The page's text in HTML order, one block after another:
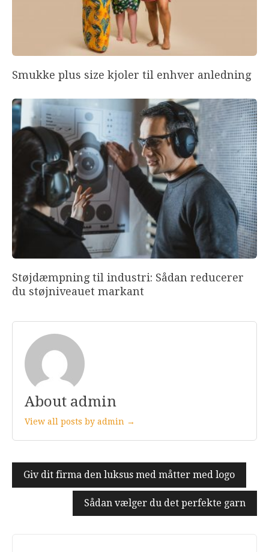
Smukke plus size kjoler til enhver anledning
Støjdæmpning til industri: Sådan reducerer
du støjniveauet markant
About admin
View all posts by admin →
Indlægsnavigation
Giv dit firma den luksus med måtter med logo
Sådan vælger du det perfekte garn